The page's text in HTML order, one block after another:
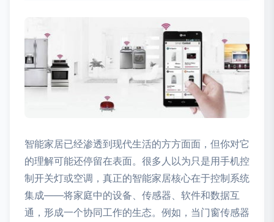
智能家居已经渗透到现代生活的方方面面，但你对它
的理解可能还停留在表面。很多人以为只是用手机控
制开关灯或空调，真正的智能家居核心在于控制系统
集成——将家庭中的设备、传感器、软件和数据互
通，形成一个协同工作的生态。例如，当门窗传感器